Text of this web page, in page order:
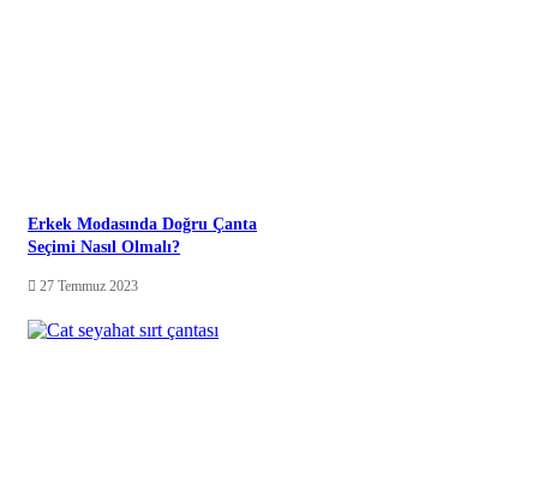
Erkek Modasında Doğru Çanta
Seçimi Nasıl Olmalı?
27 Temmuz 2023